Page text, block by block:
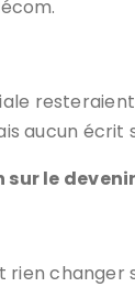
aucun écrit
le
rien